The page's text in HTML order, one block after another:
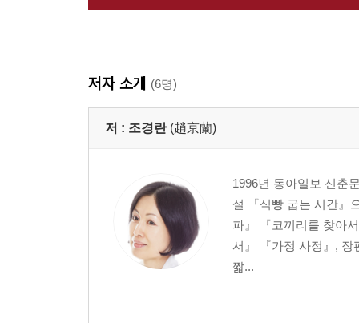
저자 소개 (6명)
저 : 조경란 (趙京蘭)
1996년 동아일보 신춘
설 『식빵 굽는 시간』
파』 『코끼리를 찾아
서』 『가정 사정』,
짧...